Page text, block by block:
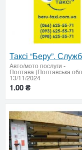
Авто/мото послуги -
13/11/2024
1.00 ₴